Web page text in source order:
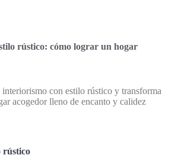
rústico: cómo lograr un hogar
interiorismo con estilo rústico y transforma
acogedor lleno de encanto y calidez
rústico